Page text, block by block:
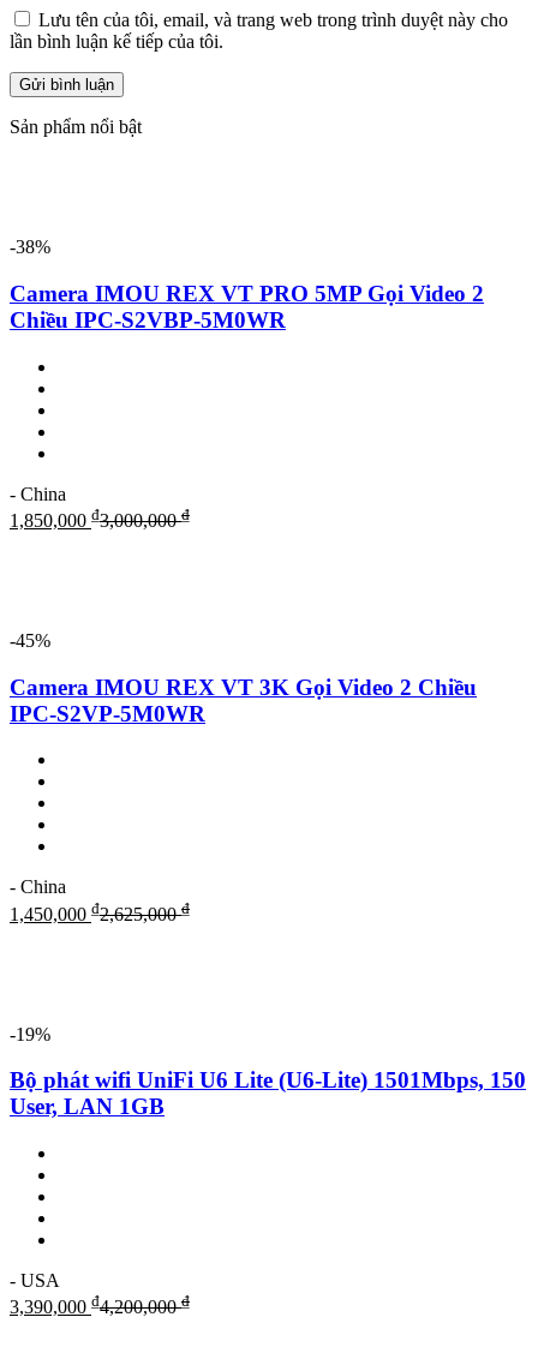
Lưu tên của tôi, email, và trang web trong trình duyệt này cho
lần bình luận kế tiếp của tôi.
Sản phẩm nổi bật
-38%
Camera IMOU REX VT PRO 5MP Gọi Video 2
Chiều IPC-S2VBP-5M0WR
- China
1,850,000 ₫3,000,000₫
-45%
Camera IMOU REX VT 3K Gọi Video 2 Chiều
IPC-S2VP-5M0WR
- China
1,450,000 ₫2,625,000₫
-19%
Bộ phát wifi UniFi U6 Lite (U6-Lite) 1501Mbps, 150
User, LAN 1GB
- USA
3,390,000 ₫4,200,000₫